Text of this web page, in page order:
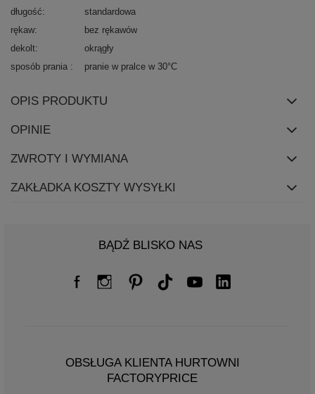
długość
standardowa
rękaw
bez rękawów
dekolt
okrągły
sposób prania
pranie w pralce w 30°C
OPIS PRODUKTU
OPINIE
ZWROTY I WYMIANA
ZAKŁADKA KOSZTY WYSYŁKI
BĄDŹ BLISKO NAS
OBSŁUGA KLIENTA HURTOWNI
FACTORYPRICE